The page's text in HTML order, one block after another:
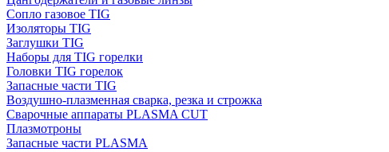
Сопло газовое TIG
Изоляторы TIG
Заглушки TIG
Наборы для TIG горелки
Головки TIG горелок
Запасные части TIG
Воздушно-плазменная сварка, резка и строжка
Сварочные аппараты PLASMA CUT
Плазмотроны
Запасные части PLASMA